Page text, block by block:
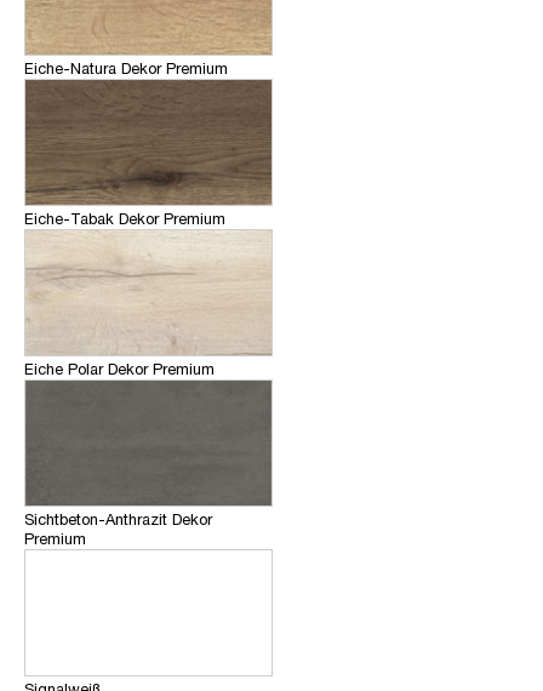
Eiche-Natura Dekor Premium
Eiche-Tabak Dekor Premium
Eiche Polar Dekor Premium
Sichtbeton-Anthrazit Dekor
Premium